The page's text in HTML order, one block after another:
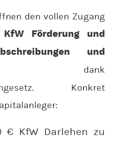
den vollen Zugang
KfW Förderung und
und
dank
Konkret
€ KfW Darlehen zu